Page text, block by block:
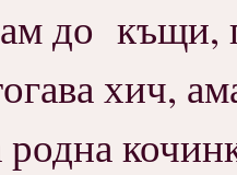
до къщи,
хич,
родна